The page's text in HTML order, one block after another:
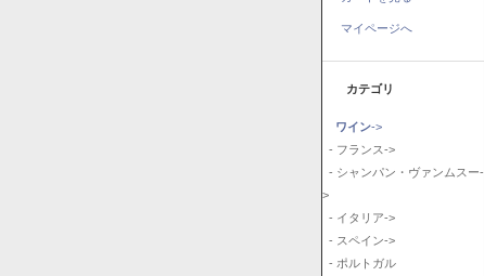
マイページへ
カテゴリ
ワイン->
- フランス->
- シャンパン・ヴァンムスー-
>
- イタリア->
- スペイン->
- ポルトガル